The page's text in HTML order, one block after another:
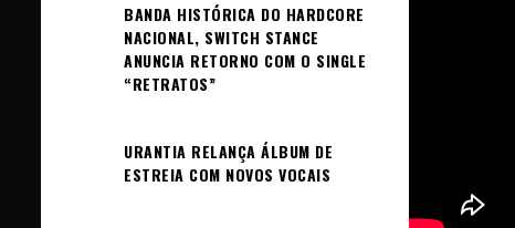
BANDA HISTÓRICA DO HARDCORE
NACIONAL, SWITCH STANCE
ANUNCIA RETORNO COM O SINGLE
“RETRATOS”
URANTIA RELANÇA ÁLBUM DE
ESTREIA COM NOVOS VOCAIS